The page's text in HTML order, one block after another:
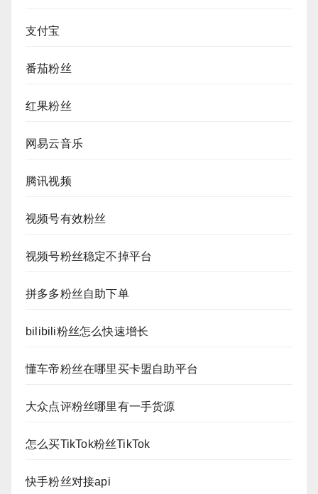
支付宝
番茄粉丝
红果粉丝
网易云音乐
腾讯视频
视频号有效粉丝
视频号粉丝稳定不掉平台
拼多多粉丝自助下单
bilibili粉丝怎么快速增长
懂车帝粉丝在哪里买卡盟自助平台
大众点评粉丝哪里有一手货源
怎么买TikTok粉丝TikTok
快手粉丝对接api